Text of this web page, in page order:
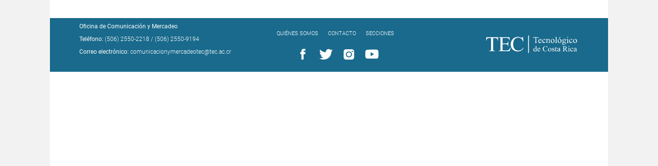
Oficina de Comunicación y Mercadeo
Teléfono: (506) 2550-2218 / (506) 2550-9194
Correo electrónico: comunicacionymercadeotec@tec.ac.cr
QUIÉNES SOMOS CONTACTO SECCIONES